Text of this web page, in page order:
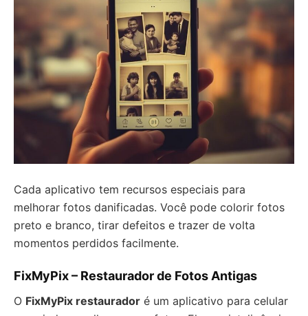
Cada aplicativo tem recursos especiais para
melhorar fotos danificadas. Você pode colorir fotos
preto e branco, tirar defeitos e trazer de volta
momentos perdidos facilmente.
FixMyPix – Restaurador de Fotos Antigas
O FixMyPix restaurador é um aplicativo para celular